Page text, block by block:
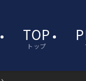
TOP
トップ